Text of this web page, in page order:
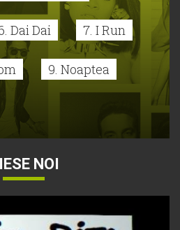
Dai Dai 7. I Run
9. Noaptea
NOI